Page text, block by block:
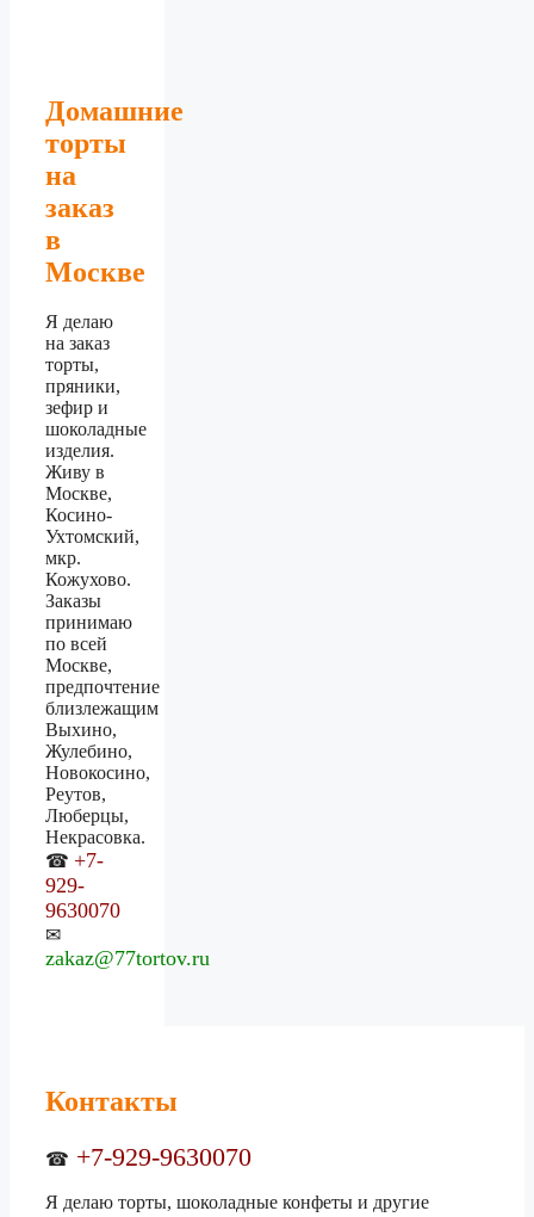
Домашние
торты
на
заказ
в
Москве
Я делаю
на заказ
торты,
пряники,
зефир и
шоколадные
изделия.
Живу в
Москве,
Косино-
Ухтомский,
мкр.
Кожухово.
Заказы
принимаю
по всей
Москве,
предпочтение
близлежащим
Выхино,
Жулебино,
Новокосино,
Реутов,
Люберцы,
Некрасовка.
☎ +7-
929-
9630070
✉
zakaz@77tortov.ru
Контакты
☎ +7-929-9630070
Я делаю торты, шоколадные конфеты и другие